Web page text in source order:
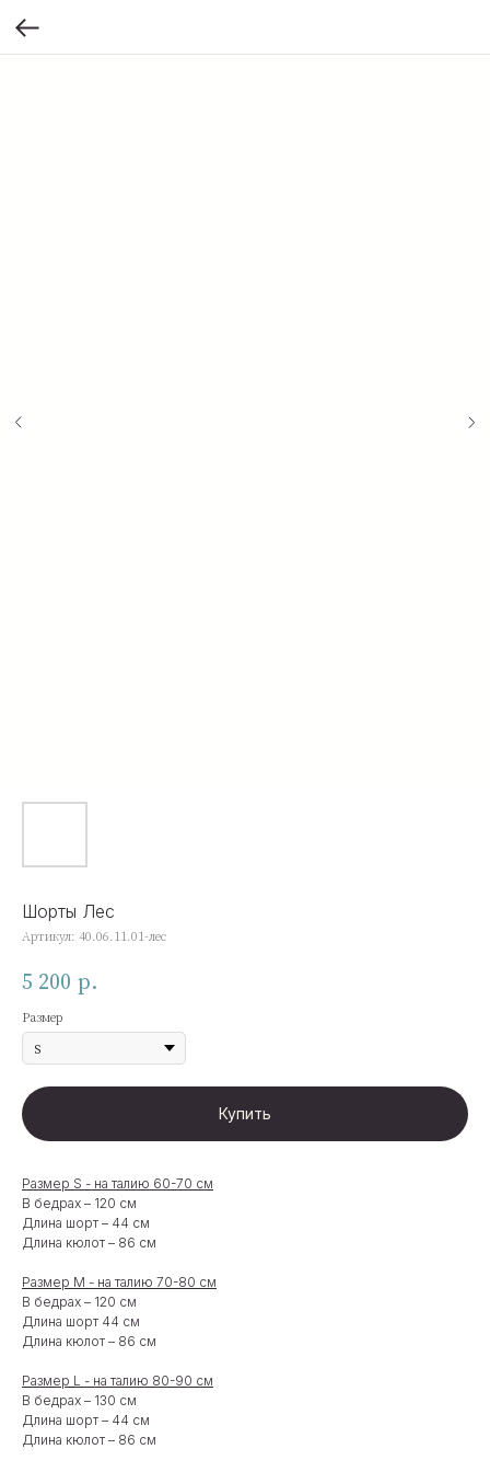
Шорты Лес
Артикул: 40.06.11.01-лес
5 200 р.
Размер
Купить
Размер S - на талию 60-70 см
В бедрах – 120 см
Длина шорт – 44 см
Длина кюлот – 86 см
Размер М - на талию 70-80 см
В бедрах – 120 см
Длина шорт 44 см
Длина кюлот – 86 см
Размер L - на талию 80-90 см
В бедрах – 130 см
Длина шорт – 44 см
Длина кюлот – 86 см